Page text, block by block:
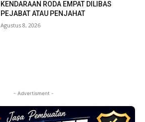
KENDARAAN RODA EMPAT DILIBAS
PEJABAT ATAU PENJAHAT
Agustus 8, 2026
- Advertisment -